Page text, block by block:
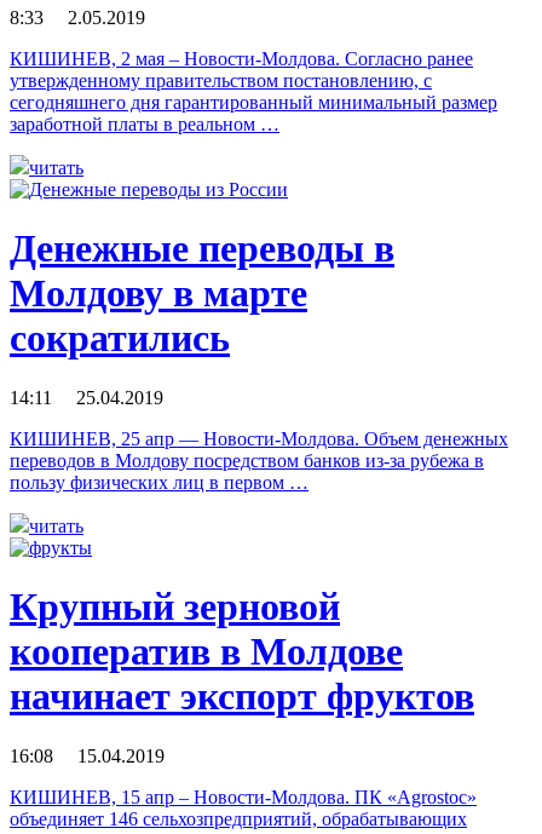
8:33 2.05.2019
КИШИНЕВ, 2 мая – Новости-Молдова. Согласно ранее
утвержденному правительством постановлению, с
сегодняшнего дня гарантированный минимальный размер
заработной платы в реальном …
читать
Денежные переводы в
Молдову в марте
сократились
14:11 25.04.2019
КИШИНЕВ, 25 апр — Новости-Молдова. Объем денежных
переводов в Молдову посредством банков из-за рубежа в
пользу физических лиц в первом …
читать
Крупный зерновой
кооператив в Молдове
начинает экспорт фруктов
16:08 15.04.2019
КИШИНЕВ, 15 апр – Новости-Молдова. ПК «Agrostoc»
объединяет 146 сельхозпредприятий, обрабатывающих